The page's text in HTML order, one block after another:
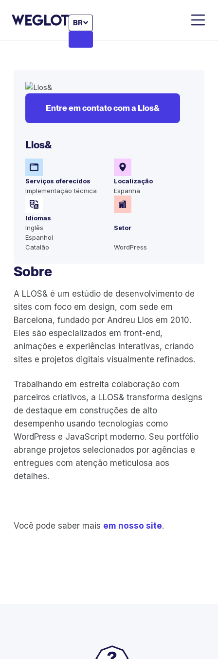
BR
Entre em contato com a Llos&
Llos&
Serviços oferecidos
Implementação técnica
Localização
Espanha
Idiomas
Inglês
Espanhol
Catalão
Setor
WordPress
Sobre
A LLOS& é um estúdio de desenvolvimento de
sites com foco em design, com sede em
Barcelona, fundado por Andreu Llos em 2010.
Eles são especializados em front-end,
animações e experiências interativas, criando
sites e projetos digitais visualmente refinados.
Trabalhando em estreita colaboração com
parceiros criativos, a LLOS& transforma designs
de destaque em construções de alto
desempenho usando tecnologias como
WordPress e JavaScript moderno. Seu portfólio
abrange projetos selecionados por agências e
entregues com atenção meticulosa aos
detalhes.
Você pode saber mais em nosso site.